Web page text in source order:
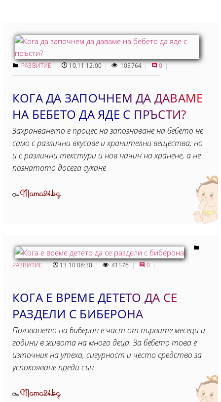
РАЗВИТИЕ 10.11 12:00 105764 0
КОГА ДА ЗАПОЧНЕМ ДА ДАВАМЕ
НА БЕБЕТО ДА ЯДЕ С ПРЪСТИ?
Захранването е процес на запознаване на бебето не
само с различни вкусове и хранителни вещества, но
и с различни текстури и нов начин на хранене, а не
познатото досега сукане
ОтMama24.bg
РАЗВИТИЕ 13.10 08:30 41576 0
КОГА Е ВРЕМЕ ДЕТЕТО ДА СЕ
РАЗДЕЛИ С БИБЕРОНА
Ползването на биберон е част от първите месеци и
години в живота на много деца. За бебето това е
източник на утеха, сигурност и често средство за
успокояване преди сън
ОтMama24.bg